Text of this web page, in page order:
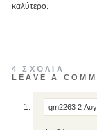
καλύτερο.
4 ΣΧΌΛΙΑ
LEAVE A
gm2263 2